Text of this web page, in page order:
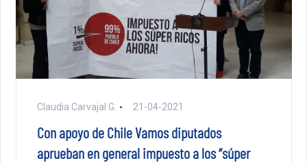
Claudia Carvajal G. 21-04-2021
Con apoyo de Chile Vamos diputados
aprueban en general impuesto a los “súper